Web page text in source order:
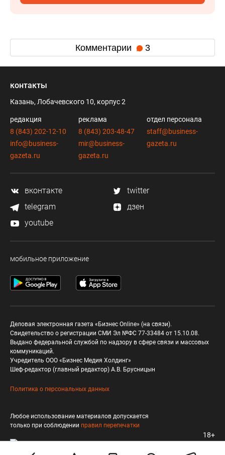
Комментарии 3
контакты
Казань, Лобачевского 10, корпус 2
редакция
8 (843) 202-12-10
info@business-
gazeta.ru
реклама
8 (843) 203-48-47
mir@business-
gazeta.ru
отдел персонала
staff@business-
gazeta.ru
вконтакте
twitter
telegram
дзен
youtube
мобильное приложение
Деловая электронная газета «Бизнес Online» (на связи).
Свидетельство о регистрации СМИ Эл №ФС 77-33484 от 15.10.08.
Выдано федеральной службой по надзору в сфере связи и массовых
коммуникаций.
Учредитель ООО «Бизнес Медия Холдинг»
Шеф-редактор (главный редактор) А.В. Брусницын
Политика о персональных данных
Любое использование материалов допускается
только при соблюдении правил перепечатки
18+